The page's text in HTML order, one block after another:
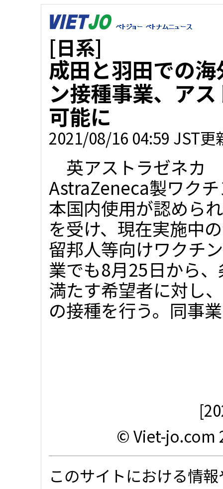
[日系]
成田と羽田での
ン接種事業、ア
可能に
2021/08/16 04:59 JST更
英アストラゼネカ
AstraZeneca製ワク
本国内使用が認めら
を受け、現在実施中
留邦人等向けワクチ
業でも8月25日から
満たす希望者に対し
の接種を行う。同事
© Viet-jo.com
このサイトにおける情